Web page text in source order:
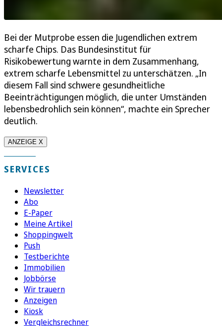
Bei der Mutprobe essen die Jugendlichen extrem
scharfe Chips. Das Bundesinstitut für
Risikobewertung warnte in dem Zusammenhang,
extrem scharfe Lebensmittel zu unterschätzen. „In
diesem Fall sind schwere gesundheitliche
Beeinträchtigungen möglich, die unter Umständen
lebensbedrohlich sein können“, machte ein Sprecher
deutlich.
ANZEIGE X
SERVICES
Newsletter
Abo
E-Paper
Meine Artikel
Shoppingwelt
Push
Testberichte
Immobilien
Jobbörse
Wir trauern
Anzeigen
Kiosk
Vergleichsrechner